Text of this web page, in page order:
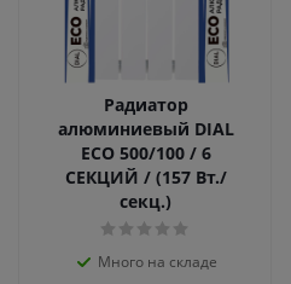
Радиатор
алюминиевый DIAL
ECO 500/100 / 6
СЕКЦИЙ / (157 Вт./
секц.)
Много на складе